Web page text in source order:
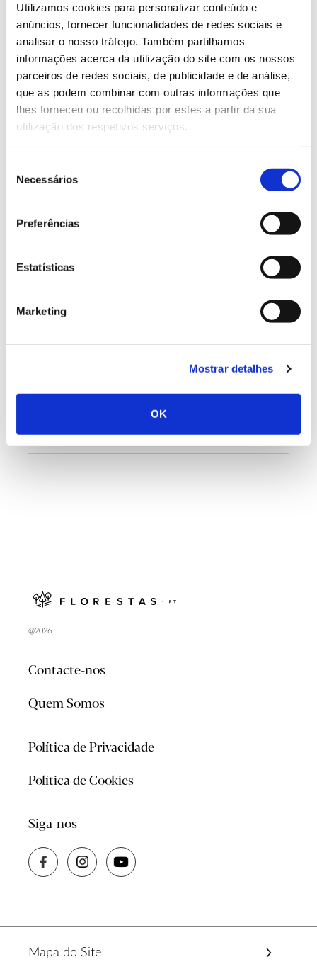
Utilizamos cookies para personalizar conteúdo e
anúncios, fornecer funcionalidades de redes sociais e
analisar o nosso tráfego. Também partilhamos
informações acerca da utilização do site com os nossos
parceiros de redes sociais, de publicidade e de análise,
que as podem combinar com outras informações que
lhes forneceu ou recolhidas por estes a partir da sua
utilização dos respetivos serviços.
Necessários
Preferências
Estatísticas
Marketing
Mostrar detalhes
OK
horas de antecedência.
Inscreva-se no email botanicoajuda@isaulisboa.pt ou
através do 924101712
Saiba mais sobre as visitas guiadas
13.07.2026
Genoma do priolo e de outras espécies em risco:
conhecer para conservar
Registar galhas de Trichi em acácia-das-espigas:
cidadãos chamados a ajudar
@2026
Contacte-nos
Quem Somos
Política de Privacidade
Política de Cookies
Siga-nos
Mapa do Site